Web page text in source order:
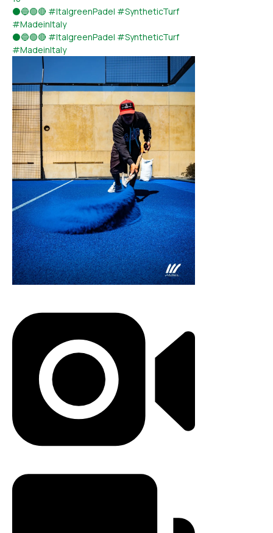
⚫🔵🟢🔴 #ItalgreenPadel #SyntheticTurf
#MadeinItaly
⚫🔵🟢🔴 #ItalgreenPadel #SyntheticTurf
#MadeinItaly